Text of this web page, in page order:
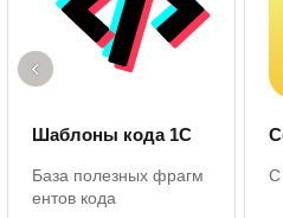
Шаблоны кода 1С
База полезных фрагм
ентов кода
С
‹